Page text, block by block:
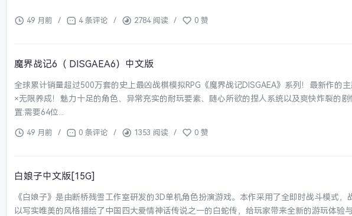
49 月前 / 4 条评论 / 2784 阅读 / 0 赞
魔界战记6（ DISGAEA6）中文版
全球累计销量超过500万套的史上最凶战棋模拟RPG《魔界战记DISGAEA》系列！最新作
×无限养成！魅力十足的角色、异常充实的耐玩要素、随心所欲的捏人系统以及爽快炸裂的
置:需要64位...
49 月前 / 0 条评论 / 1353 阅读 / 0 赞
白娘子中文版[15G]
《白娘子》是由断桥残雪工作室研发的3D单机角色扮演游戏。本作采用了全即时战斗模式，
以写实唯美的风格描绘了中国四大爱情神话传说之一的白蛇传，给玩家带来全新的游玩体验